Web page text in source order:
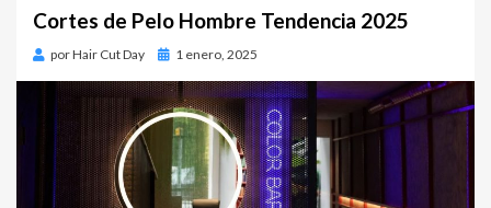
Cortes de Pelo Hombre Tendencia 2025
porHair Cut Day
Publicado
1 enero, 2025